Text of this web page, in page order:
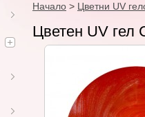
Начало > Цветни UV
Цветен UV гел